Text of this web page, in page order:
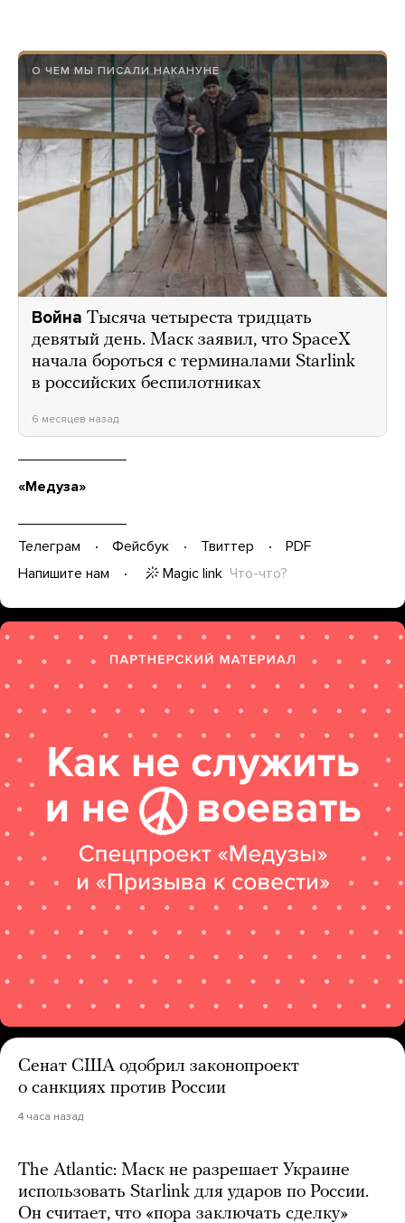
О ЧЕМ МЫ ПИСАЛИ НАКАНУНЕ
Война Тысяча четыреста тридцать
девятый день. Маск заявил, что SpaceX
начала бороться с терминалами Starlink
в российских беспилотниках
6 месяцев назад
«Медуза»
Телеграм Фейсбук Твиттер
PDF
Напишите нам
Magic link Что-что?
Сенат США одобрил законопроект
о санкциях против России
4 часа назад
The Atlantic: Маск не разрешает Украине
использовать Starlink для ударов по России.
Он считает, что «пора заключать сделку»